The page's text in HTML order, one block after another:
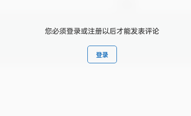
您必须登录或注册以后才能发表评论
登录